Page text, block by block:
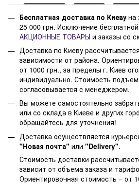
Бесплатная доставка по Киеву на
25 000 грн. Исключение
АКЦИОННЫЕ ТОВАРЫ и заказы со
Доставка по Киеву
зависимости от района.
от 1000 грн., за пределы г. Киев
индивидуально. Стоимость
согласовывается с менеджером.
Вы можете самостоятельно
или со склада в Киеве и других
обращайтесь для уточнения!
Доставка осуществляется
"Новая почта" или "Delivery".
Стоимость доставки
зависит от объема заказа и
Ориентировочная стоимость – от